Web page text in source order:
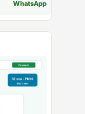
WhatsApp